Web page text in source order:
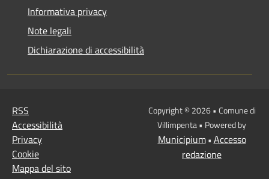
Informativa privacy
Note legali
Dichiarazione di accessibilità
RSS
Accessibilità
Privacy
Cookie
Mappa del sito
Copyright © 2026 • Comune di
Villimpenta • Powered by
Municipium• Accesso
redazione